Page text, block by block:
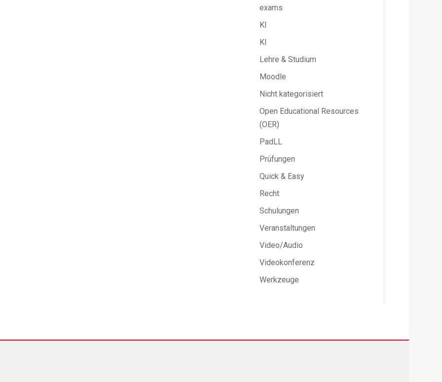
exams
KI
KI
Lehre & Studium
Moodle
Nicht kategorisiert
Open Educational Resources
(OER)
PadLL
Prüfungen
Quick & Easy
Recht
Schulungen
Veranstaltungen
Video/Audio
Videokonferenz
Werkzeuge